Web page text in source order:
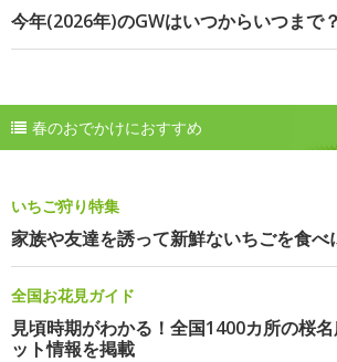
今年(2026年)のGWはいつからいつまで？
春のおでかけにおすすめ
いちご狩り特集
家族や友達を誘って新鮮ないちごを食べ
全国お花見ガイド
見頃時期がわかる！全国1400カ所の桜
ット情報を掲載